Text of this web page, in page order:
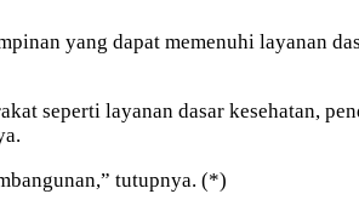
yang dapat memenuhi layanan
seperti layanan dasar kesehatan,
tutupnya. (*)